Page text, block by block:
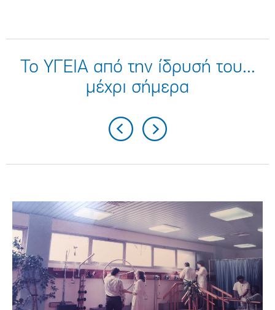
Το ΥΓΕΙΑ από την ίδρυσή του...
μέχρι σήμερα